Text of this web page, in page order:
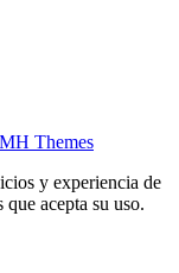
MH Themes
y experiencia de
acepta su uso.